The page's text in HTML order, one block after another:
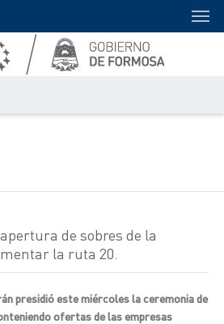
de sobres de la
la ruta 20.
presidió este miércoles la ceremonia de
ofertas de las empresas